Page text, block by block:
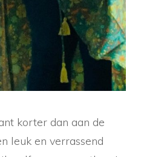
korter dan aan de
leuk en verrassend